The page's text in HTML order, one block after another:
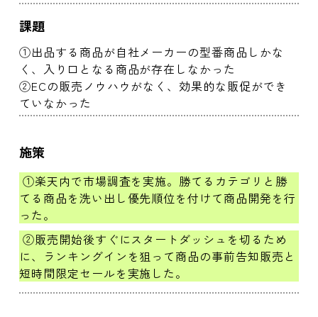
課題
①出品する商品が自社メーカーの型番商品しかな
く、入り口となる商品が存在しなかった
②ECの販売ノウハウがなく、効果的な販促ができ
ていなかった
施策
①楽天内で市場調査を実施。勝てるカテゴリと勝
てる商品を洗い出し優先順位を付けて商品開発を行
った。
②販売開始後すぐにスタートダッシュを切るため
に、ランキングインを狙って商品の事前告知販売と
短時間限定セールを実施した。